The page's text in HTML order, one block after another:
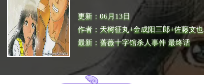
更新：06月13日
作者：天树征丸+金成阳三郎+佐藤文也
最新：蔷薇十字馆杀人事件 最终话